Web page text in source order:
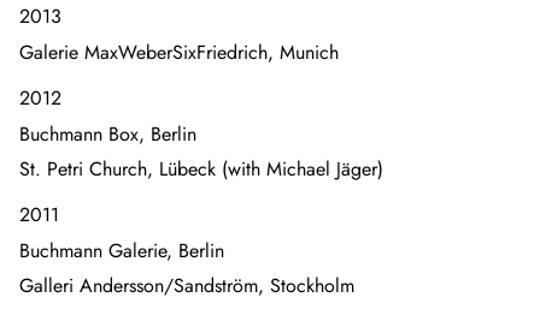
2013
Galerie MaxWeberSixFriedrich, Munich
2012
Buchmann Box, Berlin
St. Petri Church, Lübeck (with Michael Jäger)
2011
Buchmann Galerie, Berlin
Galleri Andersson/Sandström, Stockholm